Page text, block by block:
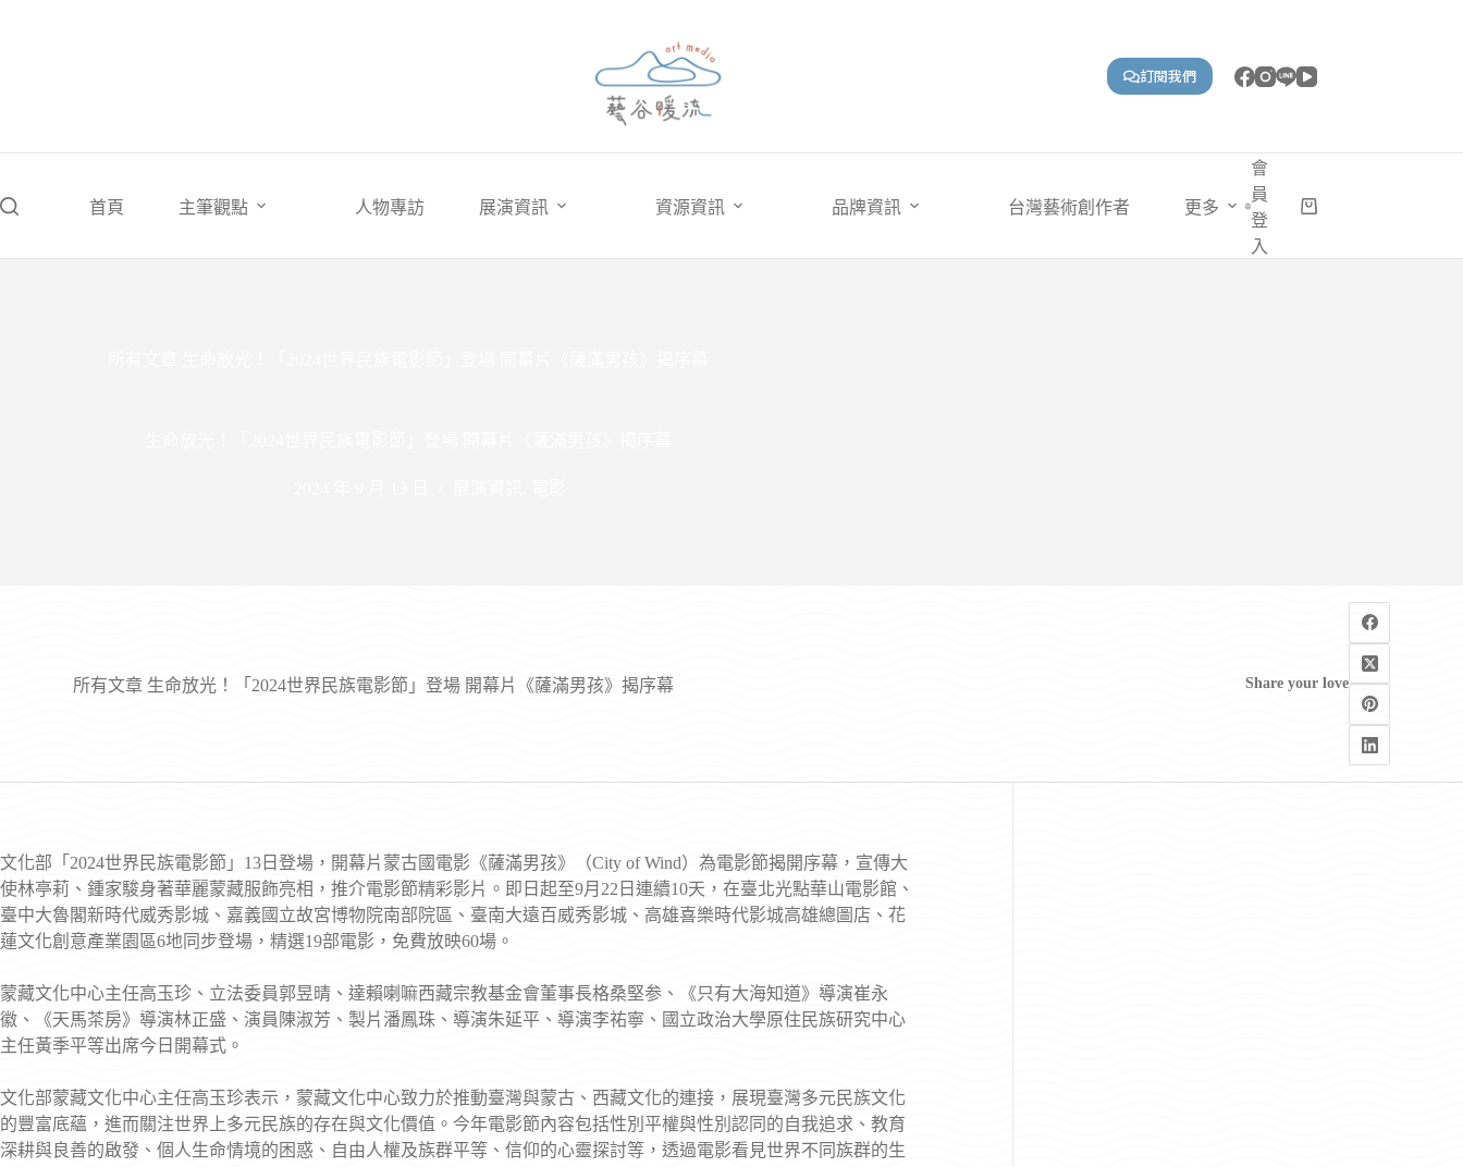
訂閱我們
首頁 主筆觀點 人物專訪 展演資訊 資源資訊 品牌資訊 台灣藝術創作者 更多
會
員
登
入
購
所有文章 生命放光！「2024世界民族電影節」登場 開幕片《薩滿男孩》揭序幕 Share your love
文化部「2024世界民族電影節」13日登場，開幕片蒙古國電影《薩滿男孩》（City of Wind）為電影節揭開序幕，宣傳大
使林亭莉、鍾家駿身著華麗蒙藏服飾亮相，推介電影節精彩影片。即日起至9月22日連續10天，在臺北光點華山電影館、
臺中大魯閣新時代威秀影城、嘉義國立故宮博物院南部院區、臺南大遠百威秀影城、高雄喜樂時代影城高雄總圖店、花
蓮文化創意產業園區6地同步登場，精選19部電影，免費放映60場。
蒙藏文化中心主任高玉珍、立法委員郭昱晴、達賴喇嘛西藏宗教基金會董事長格桑堅参、《只有大海知道》導演崔永
徽、《天馬茶房》導演林正盛、演員陳淑芳、製片潘鳳珠、導演朱延平、導演李祐寧、國立政治大學原住民族研究中心
主任黃季平等出席今日開幕式。
文化部蒙藏文化中心主任高玉珍表示，蒙藏文化中心致力於推動臺灣與蒙古、西藏文化的連接，展現臺灣多元民族文化
的豐富底蘊，進而關注世界上多元民族的存在與文化價值。今年電影節內容包括性別平權與性別認同的自我追求、教育
深耕與良善的啟發、個人生命情境的困惑、自由人權及族群平等、信仰的心靈探討等，透過電影看見世界不同族群的生